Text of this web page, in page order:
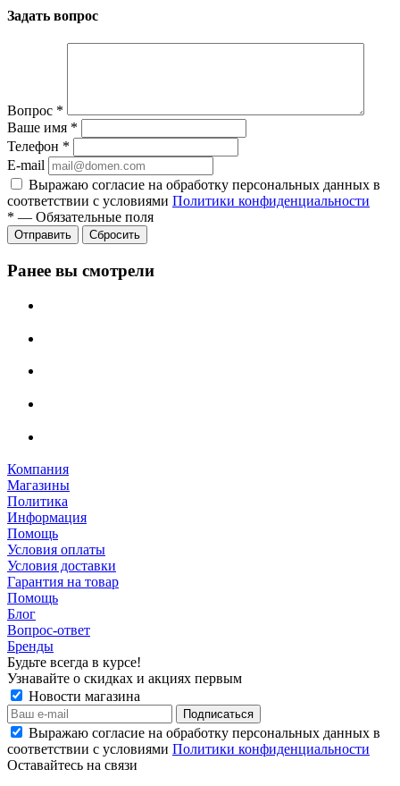
Задать вопрос
Вопрос *
Ваше имя *
Телефон *
E-mail
Выражаю согласие на обработку персональных данных в
соответствии с условиями Политики конфиденциальности
* — Обязательные поля
Отправить Сбросить
Ранее вы смотрели
Компания
Магазины
Политика
Информация
Помощь
Условия оплаты
Условия доставки
Гарантия на товар
Помощь
Блог
Вопрос-ответ
Бренды
Будьте всегда в курсе!
Узнавайте о скидках и акциях первым
Новости магазина
Выражаю согласие на обработку персональных данных в
соответствии с условиями Политики конфиденциальности
Оставайтесь на связи